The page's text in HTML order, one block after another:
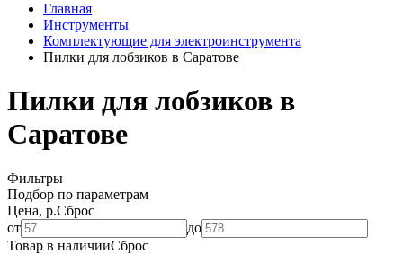
Главная
Инструменты
Комплектующие для электроинструмента
Пилки для лобзиков в Саратове
Пилки для лобзиков в
Саратове
Фильтры
Подбор по параметрам
Цена, р.Сброс
от
до
Товар в наличииСброс